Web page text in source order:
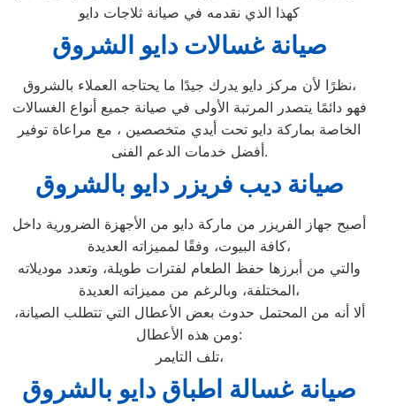
كهذا الذي نقدمه في صيانة ثلاجات دايو
صيانة غسالات دايو الشروق
نظرًا لأن مركز دايو يدرك جيدًا ما يحتاجه العملاء بالشروق،
فهو دائمًا يتصدر المرتبة الأولى في صيانة جميع أنواع الغسالات
الخاصة بماركة دايو تحت أيدي متخصصين ، مع مراعاة توفير
أفضل خدمات الدعم الفنى.
صيانة ديب فريزر دايو بالشروق
أصبح جهاز الفريزر من ماركة دايو من الأجهزة الضرورية داخل
كافة البيوت، وفقًا لمميزاته العديدة،
والتي من أبرزها حفظ الطعام لفترات طويلة، وتعدد موديلاته
المختلفة، وبالرغم من مميزاته العديدة،
ألا أنه من المحتمل حدوث بعض الأعطال التي تتطلب الصيانة،
ومن هذه الأعطال:
تلف التايمر،
صيانة غسالة اطباق دايو بالشروق